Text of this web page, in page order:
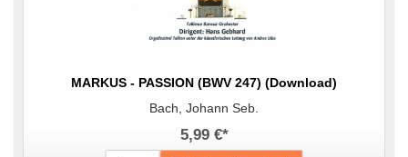
MARKUS - PASSION (BWV 247) (Download)
Bach, Johann Seb.
5,99 €*